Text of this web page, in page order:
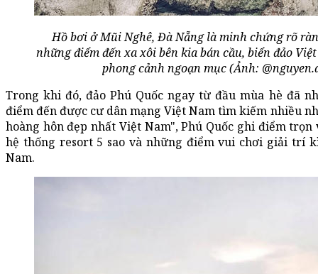
Hồ bơi ở Mũi Nghê, Đà Nẵng là minh chứng rõ
những điểm đến xa xôi bên kia bán cầu, biển đảo
phong cảnh ngoạn mục (Ảnh:
Trong khi đó, đảo Phú Quốc ngay từ đầu mùa hè đã
điểm đến được cư dân mạng Việt Nam tìm kiếm nhiều
hoàng hôn đẹp nhất Việt Nam", Phú Quốc ghi điểm
hệ thống resort 5 sao và những điểm vui chơi giải trí
Nam.